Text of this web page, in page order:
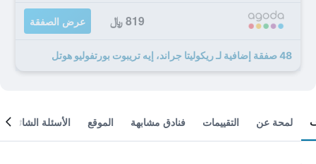
819 ﷼ عرض الصفقة
48 صفقة إضافية لـ ريكوليتا جراند، إيه تريبوت بورتفوليو هوتل
لمحة عن التقييمات فنادق مشابهة الموقع الأسئلة الشائعة